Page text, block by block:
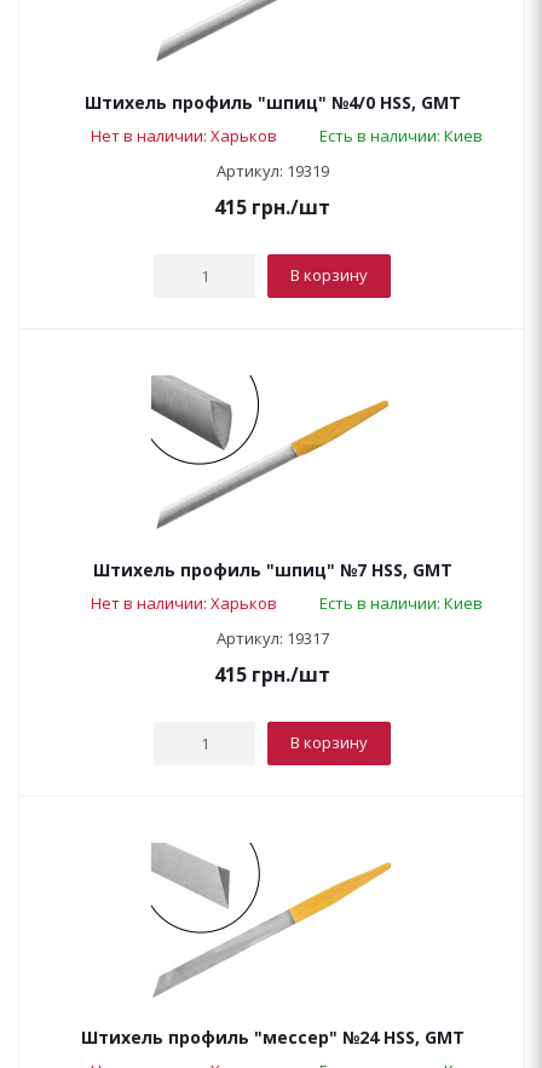
Штихель профиль "шпиц" №4/0 HSS, GMT
Нет в наличии: Харьков
Есть в наличии: Киев
Артикул: 19319
415 грн./шт
В корзину
Штихель профиль "шпиц" №7 HSS, GMT
Нет в наличии: Харьков
Есть в наличии: Киев
Артикул: 19317
415 грн./шт
В корзину
Штихель профиль "мессер" №24 HSS, GMT